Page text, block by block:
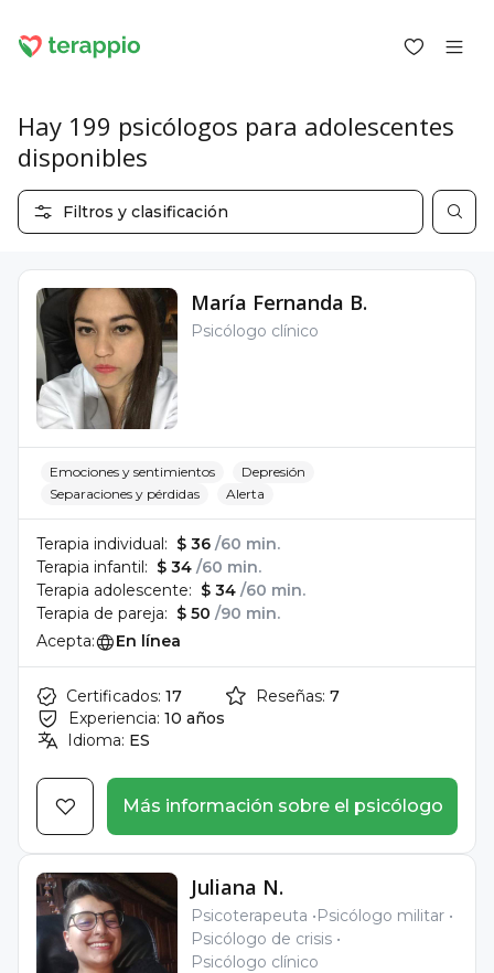
Iniciar sesión como psicólogo
Servicios
Blog
Foro
Para los psicólogos
Sobre terappio
Preguntas y respuestas
office@terappio.com
Hay 199 psicólogos para adolescentes
disponibles
Filtros y clasificación
María Fernanda B.
Psicólogo clínico
Emociones y sentimientos
Depresión
Separaciones y pérdidas
Alerta
Terapia individual: $ 36 /60 min.
Terapia infantil: $ 34 /60 min.
Terapia adolescente: $ 34 /60 min.
Terapia de pareja: $ 50 /90 min.
Acepta:
En línea
Certificados: 17
Experiencia: 10 años
Idioma: ES
Reseñas: 7
Más información sobre el psicólogo
Juliana N.
Psicoterapeuta
Psicólogo militar
Psicólogo de crisis
Psicólogo clínico